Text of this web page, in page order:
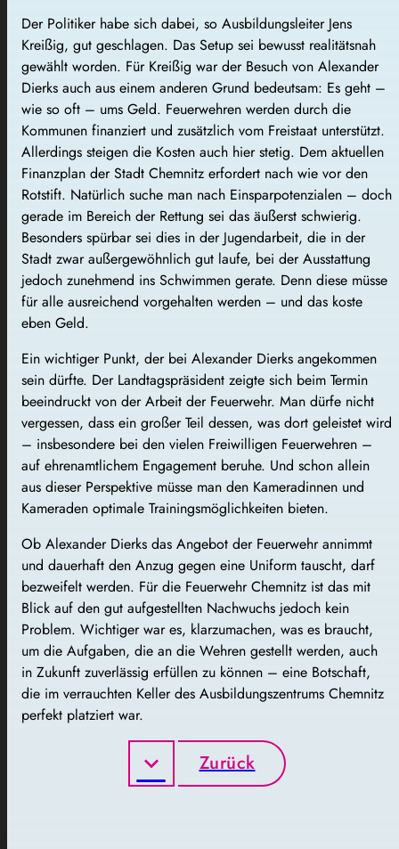
Der Politiker habe sich dabei, so Ausbildungsleiter Jens
Kreißig, gut geschlagen. Das Setup sei bewusst realitätsnah
gewählt worden. Für Kreißig war der Besuch von Alexander
Dierks auch aus einem anderen Grund bedeutsam: Es geht –
wie so oft – ums Geld. Feuerwehren werden durch die
Kommunen finanziert und zusätzlich vom Freistaat unterstützt.
Allerdings steigen die Kosten auch hier stetig. Dem aktuellen
Finanzplan der Stadt Chemnitz erfordert nach wie vor den
Rotstift. Natürlich suche man nach Einsparpotenzialen – doch
gerade im Bereich der Rettung sei das äußerst schwierig.
Besonders spürbar sei dies in der Jugendarbeit, die in der
Stadt zwar außergewöhnlich gut laufe, bei der Ausstattung
jedoch zunehmend ins Schwimmen gerate. Denn diese müsse
für alle ausreichend vorgehalten werden – und das koste
eben Geld.
Ein wichtiger Punkt, der bei Alexander Dierks angekommen
sein dürfte. Der Landtagspräsident zeigte sich beim Termin
beeindruckt von der Arbeit der Feuerwehr. Man dürfe nicht
vergessen, dass ein großer Teil dessen, was dort geleistet wird
– insbesondere bei den vielen Freiwilligen Feuerwehren –
auf ehrenamtlichem Engagement beruhe. Und schon allein
aus dieser Perspektive müsse man den Kameradinnen und
Kameraden optimale Trainingsmöglichkeiten bieten.
Ob Alexander Dierks das Angebot der Feuerwehr annimmt
und dauerhaft den Anzug gegen eine Uniform tauscht, darf
bezweifelt werden. Für die Feuerwehr Chemnitz ist das mit
Blick auf den gut aufgestellten Nachwuchs jedoch kein
Problem. Wichtiger war es, klarzumachen, was es braucht,
um die Aufgaben, die an die Wehren gestellt werden, auch
in Zukunft zuverlässig erfüllen zu können – eine Botschaft,
die im verrauchten Keller des Ausbildungszentrums Chemnitz
perfekt platziert war.
Zurück